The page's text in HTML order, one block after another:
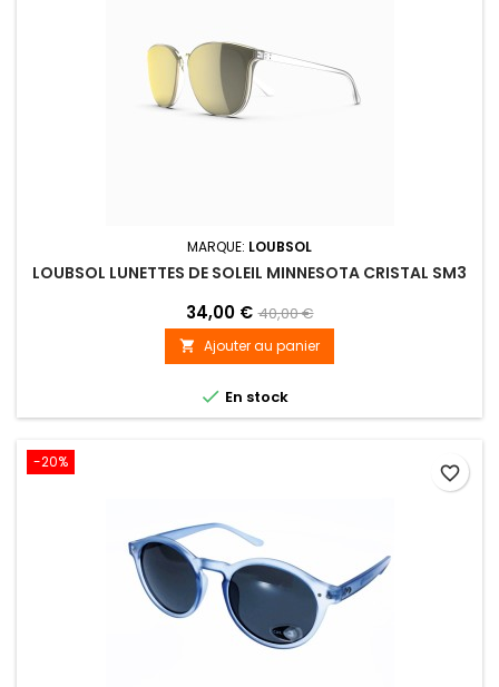
MARQUE: LOUBSOL
LOUBSOL LUNETTES DE SOLEIL MINNESOTA CRISTAL SM3
34,00 € 40,00 €
 Ajouter au panier
 En stock
-20%
favorite_border